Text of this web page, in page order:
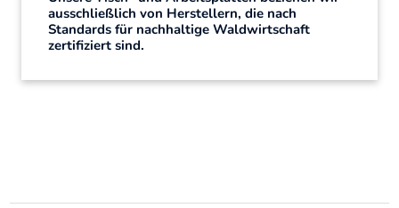
ausschließlich von Herstellern, die nach
Standards für nachhaltige Waldwirtschaft
zertifiziert sind.